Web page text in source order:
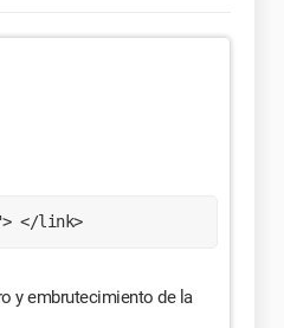
</link>
y embrutecimiento de la